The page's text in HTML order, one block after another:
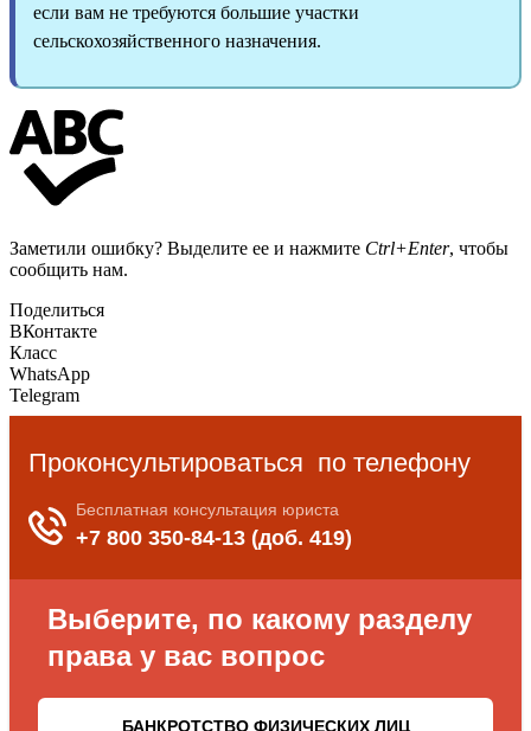
если вам не требуются большие участки
сельскохозяйственного назначения.
Заметили ошибку? Выделите ее и нажмите Ctrl+Enter, чтобы
сообщить нам.
Поделиться
ВКонтакте
Класс
WhatsApp
Telegram